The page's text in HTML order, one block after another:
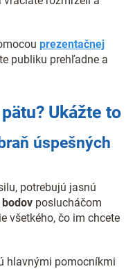
prezentačnej
publiku prehľadne a
Ukážte to
úspešných
potrebujú jasnú
poslucháčom
všetkého, čo im chcete
hlavnými pomocníkmi